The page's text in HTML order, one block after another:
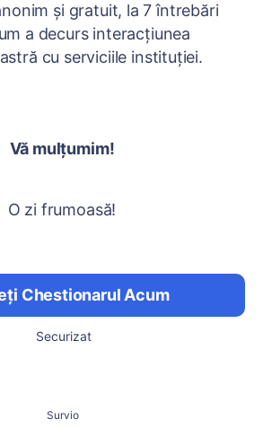
și gratuit, la 7 întrebări
a decurs interacțiunea
cu serviciile instituției.
Vă mulțumim!
O zi frumoasă!
Chestionarul Acum
Securizat
Survio